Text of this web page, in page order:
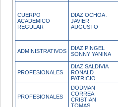
CUERPO
ACADEMICO
REGULAR
DIAZ OCHOA .
JAVIER
AUGUSTO
ADMINISTRATIVOS
DIAZ PINGEL
SONNY YANINA
PROFESIONALES
DIAZ SALDIVIA
RONALD
PATRICIO
PROFESIONALES
DODMAN
CORREA
CRISTIAN
TOMAS